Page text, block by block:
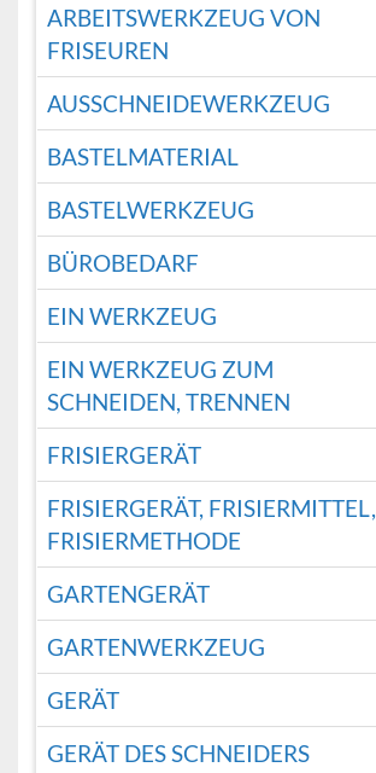
ARBEITSWERKZEUG VON
FRISEUREN
AUSSCHNEIDEWERKZEUG
BASTELMATERIAL
BASTELWERKZEUG
BÜROBEDARF
EIN WERKZEUG
EIN WERKZEUG ZUM
SCHNEIDEN, TRENNEN
FRISIERGERÄT
FRISIERGERÄT, FRISIERMITTEL,
FRISIERMETHODE
GARTENGERÄT
GARTENWERKZEUG
GERÄT
GERÄT DES SCHNEIDERS